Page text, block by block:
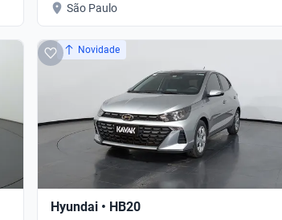
São Paulo
Novidade
Hyundai • HB20